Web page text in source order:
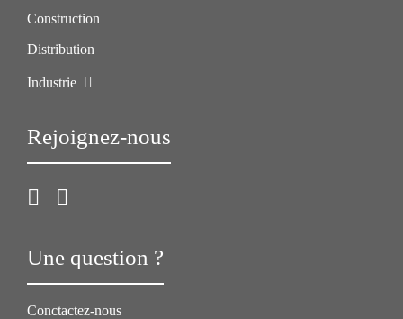
Construction
Distribution
Industrie
Rejoignez-nous
Une question ?
Conctactez-nous